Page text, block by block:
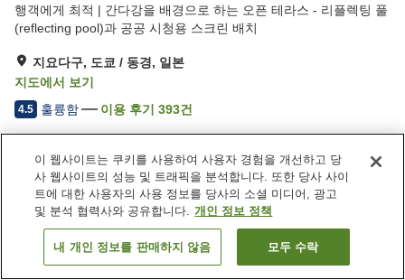
행객에게 최적 | 간다강을 배경으로 하는 오픈 테라스 - 리플렉팅 풀
(reflecting pool)과 공공 시청용 스크린 배치
지요다구, 도쿄 / 동경, 일본
지도에서 보기
4.5 훌륭함 이용 후기 393건
숙소 편의 시설/서비스
레스토랑 특별식 - 베지테리언
객실 보기
이 웹사이트는 쿠키를 사용하여 사용자 경험을 개선하고 당
사 웹사이트의 성능 및 트래픽을 분석합니다. 또한 당사 사이
트에 대한 사용자의 사용 정보를 당사의 소셜 미디어, 광고
및 분석 협력사와 공유합니다. 개인 정보 정책
내 개인 정보를 판매하지 않음 모두 수락